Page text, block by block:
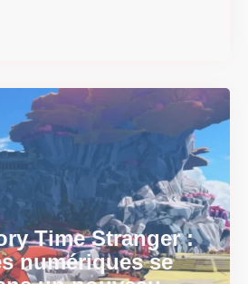
Time Stranger :
numériques se